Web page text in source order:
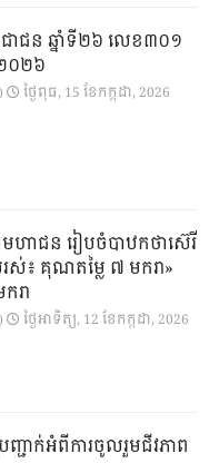
ជាជន ឆ្នាំទី២៦ លេខ៣០១
០២៦
ថ្ងៃ​ពុធ, 15 ខែ​កក្កដា, 2026
ាជន រៀបចំបាឋកថាស៊េរី
ស់៖ គុណតម្លៃ ៧ មករា»
រា
ថ្ងៃ​អាទិត្យ, 12 ខែ​កក្កដា, 2026
ញ្ជាក់អំពីការចូលរួមជីវភាព